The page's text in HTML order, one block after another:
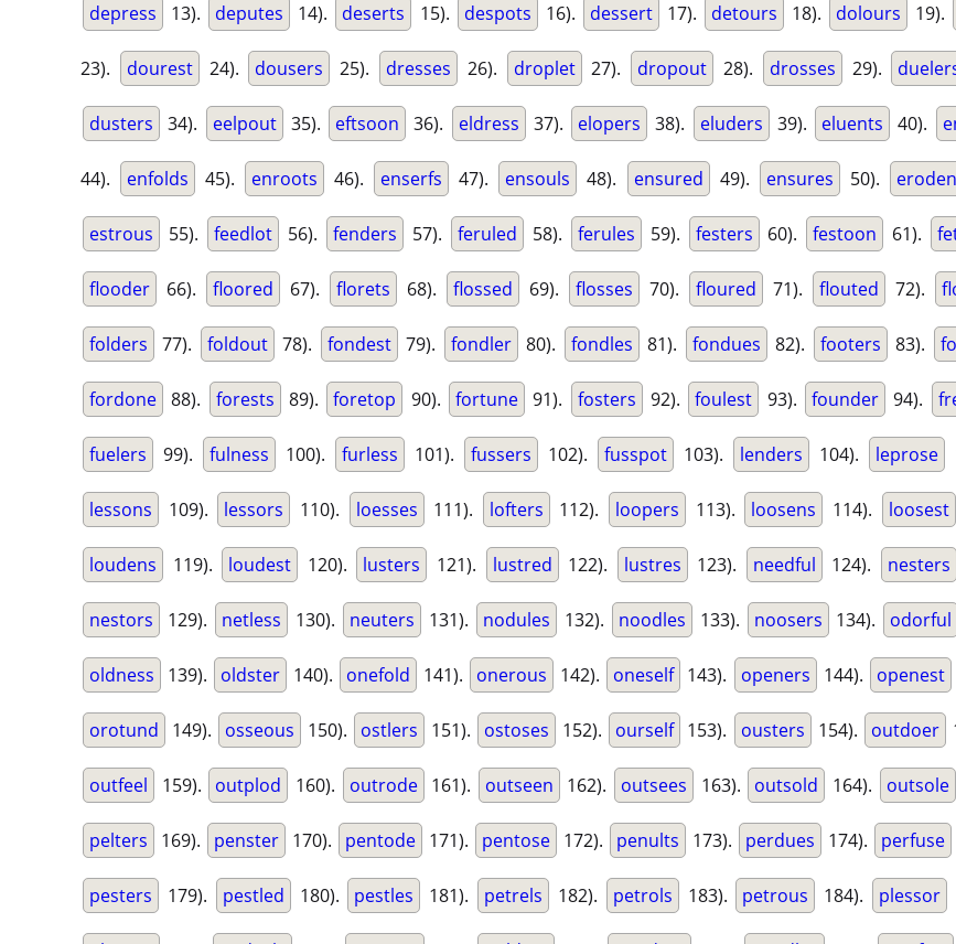
depress 13). deputes 14). deserts 15). despots 16). dessert 17). detours 18). dolours 19).
23). dourest 24). dousers 25). dresses 26). droplet 27). dropout 28). drosses 29).
dusters 34). eelpout 35). eftsoon 36). eldress 37). elopers 38). eluders 39). eluents 40).
44). enfolds 45). enroots 46). enserfs 47). ensouls 48). ensured 49). ensures 50).
estrous 55). feedlot 56). fenders 57). feruled 58). ferules 59). festers 60). festoon 61).
flooder 66). floored 67). florets 68). flossed 69). flosses 70). floured 71). flouted 72).
folders 77). foldout 78). fondest 79). fondler 80). fondles 81). fondues 82). footers 83).
fordone 88). forests 89). foretop 90). fortune 91). fosters 92). foulest 93). founder 94).
fuelers 99). fulness 100). furless 101). fussers 102). fusspot 103). lenders 104). leprose
lessons 109). lessors 110). loesses 111). lofters 112). loopers 113). loosens 114). loosest
loudens 119). loudest 120). lusters 121). lustred 122). lustres 123). needful 124). nesters
nestors 129). netless 130). neuters 131). nodules 132). noodles 133). noosers 134). odorful
oldness 139). oldster 140). onefold 141). onerous 142). oneself 143). openers 144). openest
orotund 149). osseous 150). ostlers 151). ostoses 152). ourself 153). ousters 154). outdoer
outfeel 159). outplod 160). outrode 161). outseen 162). outsees 163). outsold 164). outsole
pelters 169). penster 170). pentode 171). pentose 172). penults 173). perdues 174). perfuse
pesters 179). pestled 180). pestles 181). petrels 182). petrols 183). petrous 184). plessor